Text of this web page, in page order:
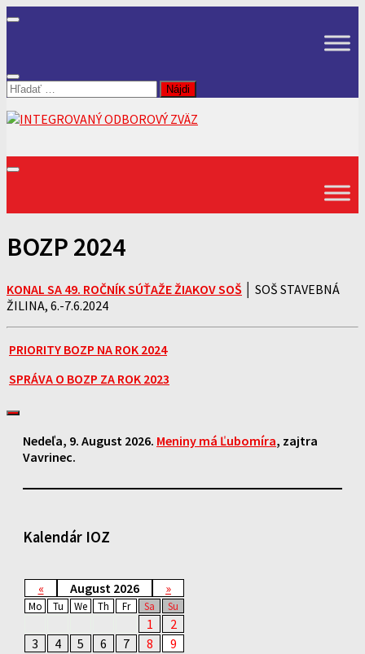
Skip
Hľadať:
BOZP 2024
KONAL SA 49. ROČNÍK SÚŤAŽE ŽIAKOV SOŠ
SOŠ STAVEBNÁ
ŽILINA, 6.-7.6.2024
PRIORITY BOZP NA ROK 2024
SPRÁVA O BOZP ZA ROK 2023
Nedeľa, 9. August 2026. Meniny má Ľubomíra, zajtra
Vavrinec.
Kalendár IOZ
« August 2026 »
Mo Tu We Th Fr Sa Su
1
2
3
4 5 6 7 8
9